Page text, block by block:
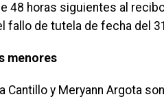
48 horas siguientes al
fallo de tutela de fecha del
menores
Cantillo y Meryann Argota